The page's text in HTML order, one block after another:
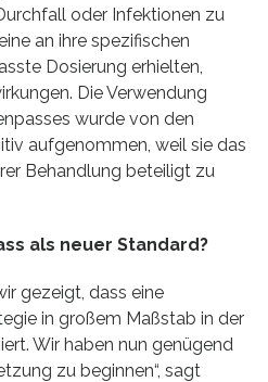
oder Infektionen zu
an ihre spezifischen
Dosierung erhielten,
Die Verwendung
wurde von den
aufgenommen, weil sie das
Behandlung beteiligt zu
als neuer Standard?
gezeigt, dass eine
in großem Maßstab in der
Wir haben nun genügend
zu beginnen“, sagt